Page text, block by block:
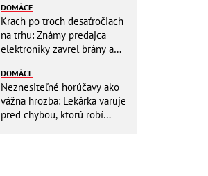
preplatiť hotel
DOMÁCE
Krach po troch desaťročiach
na trhu: Známy predajca
elektroniky zavrel brány a
DOMÁCE
Neznesiteľné horúčavy ako
vážna hrozba: Lekárka varuje
pred chybou, ktorú robí